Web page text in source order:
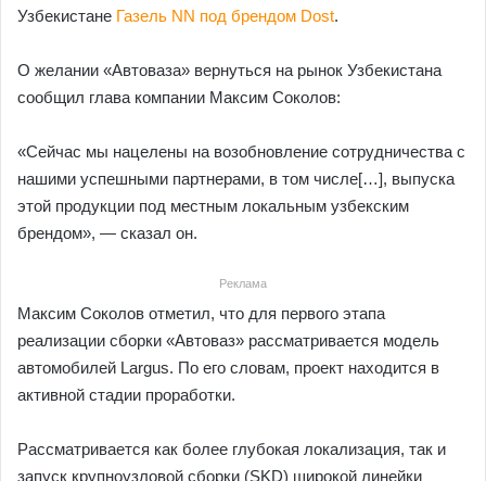
Узбекистане Газель NN под брендом Dost.
О желании «Автоваза» вернуться на рынок Узбекистана
сообщил глава компании Максим Соколов:
«Сейчас мы нацелены на возобновление сотрудничества с
нашими успешными партнерами, в том числе[…], выпуска
этой продукции под местным локальным узбекским
брендом», — сказал он.
Реклама
Максим Соколов отметил, что для первого этапа
реализации сборки «Автоваз» рассматривается модель
автомобилей Largus. По его словам, проект находится в
активной стадии проработки.
Рассматривается как более глубокая локализация, так и
запуск крупноузловой сборки (SKD) широкой линейки